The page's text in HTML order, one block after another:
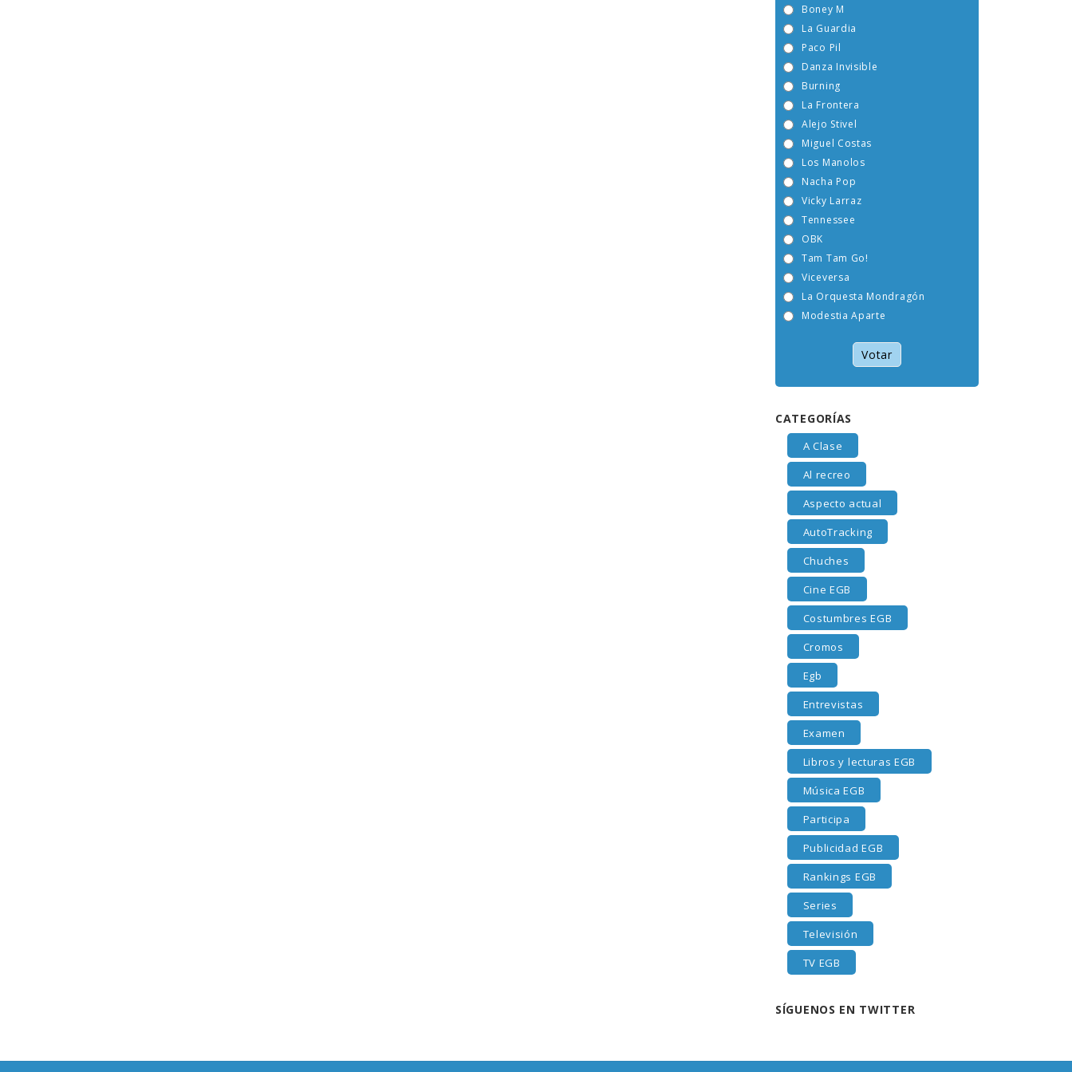
Boney M
La Guardia
Paco Pil
Danza Invisible
Burning
La Frontera
Alejo Stivel
Miguel Costas
Los Manolos
Nacha Pop
Vicky Larraz
Tennessee
OBK
Tam Tam Go!
Viceversa
La Orquesta Mondragón
Modestia Aparte
Votar
CATEGORÍAS
A Clase
Al recreo
Aspecto actual
AutoTracking
Chuches
Cine EGB
Costumbres EGB
Cromos
Egb
Entrevistas
Examen
Libros y lecturas EGB
Música EGB
Participa
Publicidad EGB
Rankings EGB
Series
Televisión
TV EGB
SÍGUENOS EN TWITTER